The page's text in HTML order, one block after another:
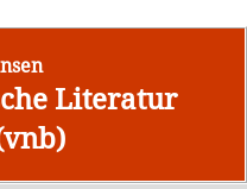
Literatur